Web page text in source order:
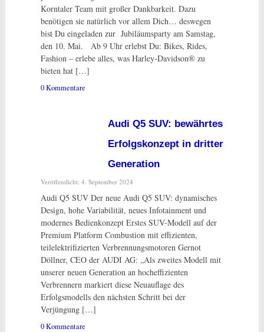
Korntaler Team mit großer Dankbarkeit. Dazu
benötigen sie natürlich vor allem Dich… deswegen
bist Du eingeladen zur Jubiläumsparty am Samstag,
den 10. Mai. Ab 9 Uhr erlebst Du: Bikes, Rides,
Fashion – erlebe alles, was Harley-Davidson® zu
bieten hat […]
0 Kommentare
Audi Q5 SUV: bewährtes
Erfolgskonzept in dritter
Generation
Veröffentlicht: 4. September 2024
Audi Q5 SUV Der neue Audi Q5 SUV: dynamisches
Design, hohe Variabilität, neues Infotainment und
modernes Bedienkonzept Erstes SUV-Modell auf der
Premium Platform Combustion mit effizienten,
teilelektrifizierten Verbrennungsmotoren Gernot
Döllner, CEO der AUDI AG: „Als zweites Modell mit
unserer neuen Generation an hocheffizienten
Verbrennern markiert diese Neuauflage des
Erfolgsmodells den nächsten Schritt bei der
Verjüngung […]
0 Kommentare